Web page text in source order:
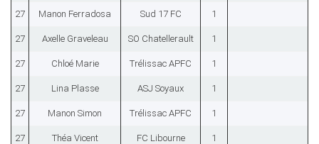
27 Manon Ferradosa Sud 17 FC 1
27 Axelle Graveleau SO Chatellerault 1
27 Chloé Marie Trélissac APFC 1
27 Lina Plasse ASJ Soyaux 1
27 Manon Simon Trélissac APFC 1
27 Théa Vicent FC Libourne 1